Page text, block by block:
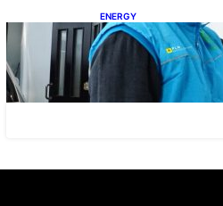
ENERGY
Ada 21.865
Charging Services